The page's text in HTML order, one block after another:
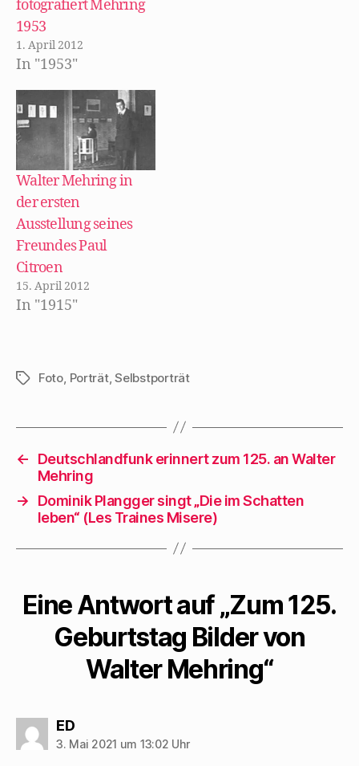
t
)
n
fotografiert Mehring
1953
1. April 2012
In "1953"
Walter Mehring in
der ersten
Ausstellung seines
Freundes Paul
Citroen
15. April 2012
In "1915"
Schlagwörter
Foto Porträt,Selbstporträt
←
Deutschlandfunk erinnert zum 125. an Walter
Mehring
→
Dominik Plangger singt „Die im Schatten
leben“ (Les Traines Misere)
Eine Antwort auf „Zum 125.
Geburtstag Bilder von
Walter Mehring“
EDsagt:
3. Mai 2021 um 13:02 Uhr